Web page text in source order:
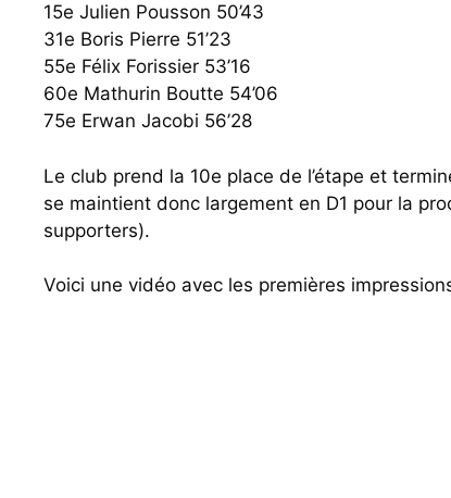
15e Julien Pousson 50’43
31e Boris Pierre 51’23
55e Félix Forissier 53’16
60e Mathurin Boutte 54’06
75e Erwan Jacobi 56’28
Le club prend la 10e place de l’étape et
se maintient donc largement en D1 pour la
supporters).
Voici une vidéo avec les premières